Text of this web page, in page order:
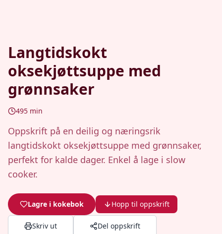
Langtidskokt
oksekjøttsuppe med
grønnsaker
495 min
Oppskrift på en deilig og næringsrik
langtidskokt oksekjøttsuppe med grønnsaker,
perfekt for kalde dager. Enkel å lage i slow
cooker.
Lagre i kokebok Hopp til oppskrift
Skriv ut Del oppskrift